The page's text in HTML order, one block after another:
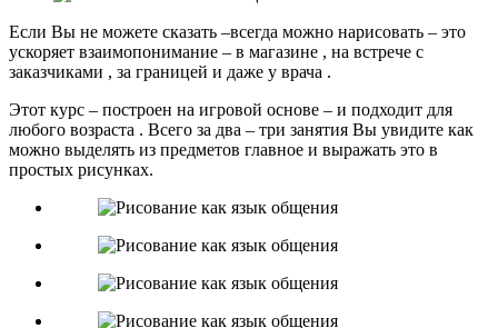
Если Вы не можете сказать –всегда можно нарисовать – это
ускоряет взаимопонимание – в магазине , на встрече с
заказчиками , за границей и даже у врача .
Этот курс – построен на игровой основе – и подходит для
любого возраста . Всего за два – три занятия Вы увидите как
можно выделять из предметов главное и выражать это в
простых рисунках.